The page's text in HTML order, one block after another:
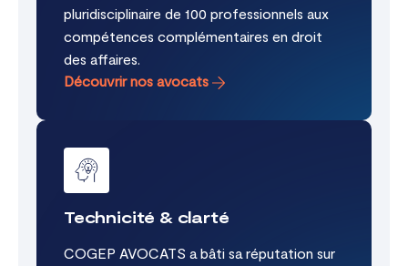
pluridisciplinaire de 100 professionnels aux
compétences complémentaires en droit
des affaires.
Découvrir nos avocats
Technicité & clarté
COGEP AVOCATS a bâti sa réputation sur